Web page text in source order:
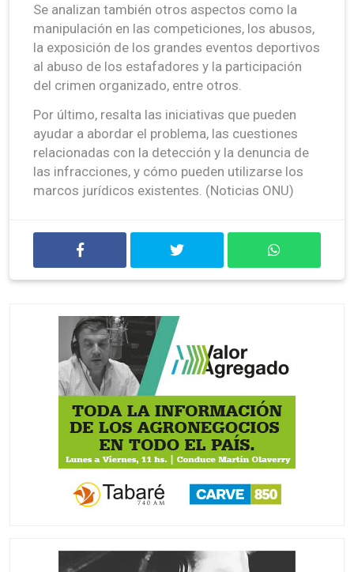
Se analizan también otros aspectos como la
manipulación en las competiciones, los abusos,
la exposición de los grandes eventos deportivos
al abuso de los estafadores y la participación
del crimen organizado, entre otros.
Por último, resalta las iniciativas que pueden
ayudar a abordar el problema, las cuestiones
relacionadas con la detección y la denuncia de
las infracciones, y cómo pueden utilizarse los
marcos jurídicos existentes. (Noticias ONU)